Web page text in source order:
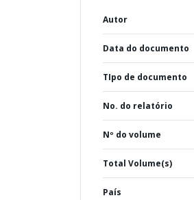
Autor
Data do documento
TIpo de documento
No. do relatório
Nº do volume
Total Volume(s)
País